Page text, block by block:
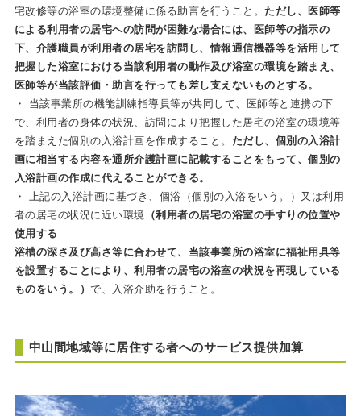
宅改修等の浴室の環境整備に係る助言を行うこと。ただし、医師等
による利用者の居宅への訪問が困難な場合に は、医師等の指示の
下、介護職員が利用者の居宅を訪問し、情報通信機器等を活用して
把握した浴室における当該利用者の動作及び浴室の環境を踏まえ、
医師等が当該評価・助言を行っても差し支えないものとする。
・ 当該事業所の機能訓練指導員等が共同して、医師等と連携の下
で、利用者の身体の状況、訪問により把握した居宅の浴室の環境等
を踏まえた個別の入浴計画を作成すること。 ただし、個別の入浴計
画に相当する内容を通所介護計画に記載することをもって、個別の
入浴計画の作成に代えることができる。
・ 上記の入浴計画に基づき、個浴（個別の入浴をいう。）又は利用
者の居宅の状況に近い環境
（利用者の居宅の浴室の手すりの位置や
使用する
浴槽の深さ及び高さ等に合わせて、当該事業所の浴室に福祉用具等
を設置することにより、利用者の居宅の浴室の状況を再現している
ものをい う。）で、入浴介助を行うこと。
中山間地域等に居住する者へのサービス提供加算